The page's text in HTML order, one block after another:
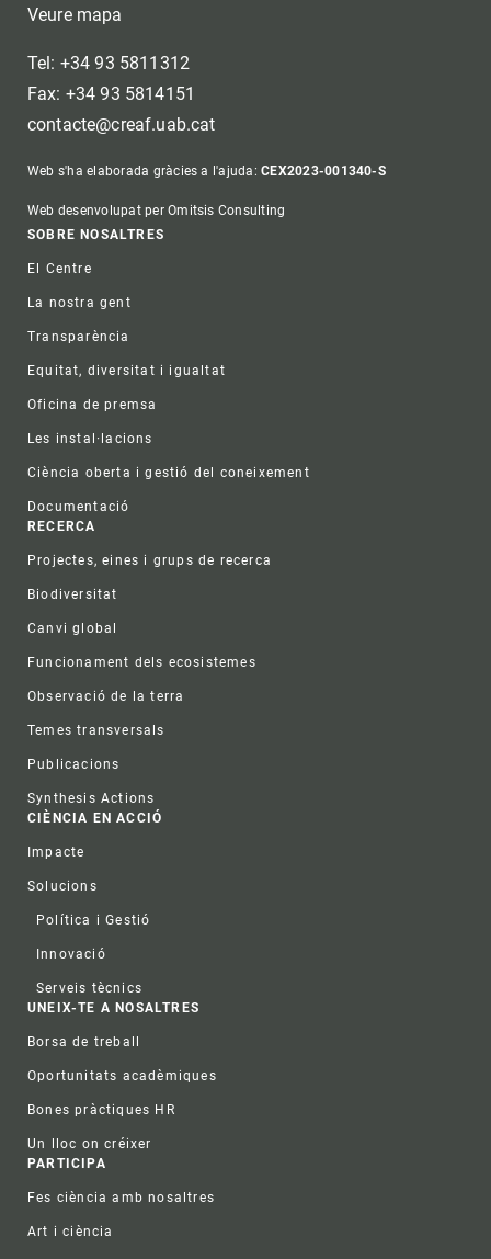
Veure mapa
Tel: +34 93 5811312
Fax: +34 93 5814151
contacte@creaf.uab.cat
Web s'ha elaborada gràcies a l'ajuda:CEX2023-001340-S
Web desenvolupat per Omitsis Consulting
Footer
SOBRE NOSALTRES
El Centre
La nostra gent
Transparència
Equitat, diversitat i igualtat
Oficina de premsa
Les instal·lacions
Ciència oberta i gestió del coneixement
Documentació
RECERCA
Projectes, eines i grups de recerca
Biodiversitat
Canvi global
Funcionament dels ecosistemes
Observació de la terra
Temes transversals
Publicacions
Synthesis Actions
CIÈNCIA EN ACCIÓ
Impacte
Solucions
Política i Gestió
Innovació
Serveis tècnics
UNEIX-TE A NOSALTRES
Borsa de treball
Oportunitats acadèmiques
Bones pràctiques HR
Un lloc on créixer
PARTICIPA
Fes ciència amb nosaltres
Art i ciència